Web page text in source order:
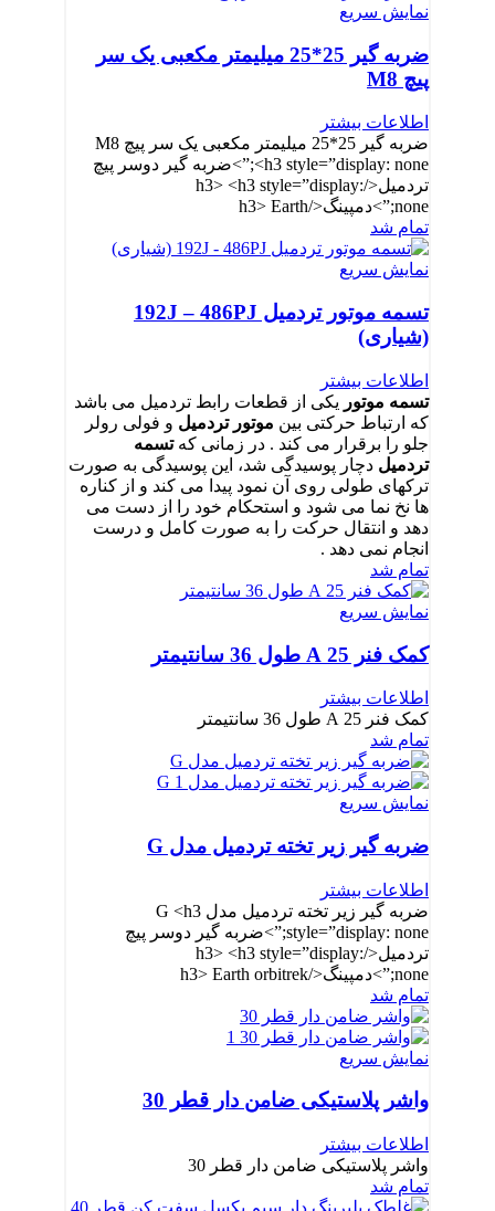
نمایش سریع
ضربه گیر 25*25 میلیمتر مکعبی یک سر
پیچ M8
اطلاعات بیشتر
ضربه گیر 25*25 میلیمتر مکعبی یک سر پیچ M8
<h3 style=”display: none;”>ضربه گیر دوسر پیچ
تردمیل</h3> <h3 style=”display:
none;”>دمپینگ</h3> Earth
تمام شد
نمایش سریع
تسمه موتور تردمیل 192J – 486PJ
(شیاری)
اطلاعات بیشتر
تسمه موتور یکی از قطعات رابط تردمیل می باشد
که ارتباط حرکتی بین موتور تردمیل و فولی رولر
جلو را برقرار می کند . در زمانی کهتسمه
تردمیل دچار پوسیدگی شد، این پوسیدگی به صورت
ترکهای طولی روی آن نمود پیدا می کند و از کناره
ها نخ نما می شود و استحکام خود را از دست می
دهد و انتقال حرکت را به صورت کامل و درست
انجام نمی دهد .
تمام شد
نمایش سریع
کمک فنر 25 A طول 36 سانتیمتر
اطلاعات بیشتر
کمک فنر 25 A طول 36 سانتیمتر
تمام شد
نمایش سریع
ضربه گیر زیر تخته تردمیل مدل G
اطلاعات بیشتر
ضربه گیر زیر تخته تردمیل مدل G <h3
style=”display: none;”>ضربه گیر دوسر پیچ
تردمیل</h3> <h3 style=”display:
none;”>دمپینگ</h3> Earth orbitrek
تمام شد
نمایش سریع
واشر پلاستیکی ضامن دار قطر 30
اطلاعات بیشتر
واشر پلاستیکی ضامن دار قطر 30
تمام شد